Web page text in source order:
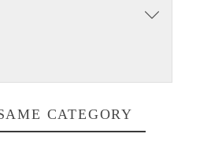
CATEGORY